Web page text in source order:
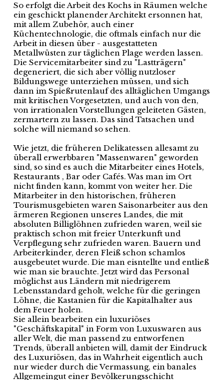
So erfolgt die Arbeit des Kochs in Räumen welche
ein geschickt planender Architekt ersonnen hat,
mit allem Zubehör, auch einer
Küchentechnologie, die oftmals einfach nur die
Arbeit in diesen über - ausgestatteten
Metallwüsten zur täglichen Plage werden lassen.
Die Servicemitarbeiter sind zu "Lastträgern"
degeneriert, die sich aber völlig nutzloser
Bildungswege unterziehen müssen, und sich
dann im Spießrutenlauf des alltäglichen Umgangs
mit kritischen Vorgesetzten, und auch von den,
von irrationalen Vorstellungen geleiteten Gästen,
zermartern zu lassen. Das sind Tatsachen und
solche will niemand so sehen.
Wie jetzt, die früheren Delikatessen allesamt zu
überall erwerbbaren "Massenwaren" geworden
sind, so sind es auch die Mitarbeiter eines Hotels,
Restaurants , Bar oder Cafés. Was man im Ort
nicht finden kann, kommt von weiter her. Die
Mitarbeiter in den historischen, früheren
Tourismusgebieten waren Saisonarbeiter aus den
ärmeren Regionen unseres Landes, die mit
absoluten Billiglöhnen zufrieden waren, weil sie
praktisch schon mit freier Unterkunft und
Verpflegung sehr zufrieden waren. Bauern und
Arbeiterkinder, deren Fleiß schon schamlos
ausgebeutet wurde. Die man eisntellte und entließ
wie man sie brauchte. Jetzt wird das Personal
möglichst aus Ländern mit niedrigerem
Lebensstandard geholt, welche für die geringen
Löhne, die Kastanien für die Kapitalhalter aus
dem Feuer holen.
Sie allein bearbeiten ein luxuriöses
"Geschäftskapital" in Form von Luxuswaren aus
aller Welt, die man passend zu entworfenen
Trends, überall anbieten will, damit der Eindruck
des Luxuriösen, das in Wahrheit eigentlich auch
nur wieder durch die Vermassung, ein banales
Allgemeingut einer Bevölkerungsschicht